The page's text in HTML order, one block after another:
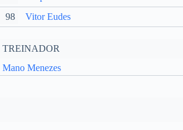
98 Vitor Eudes
TREINADOR
Mano Menezes